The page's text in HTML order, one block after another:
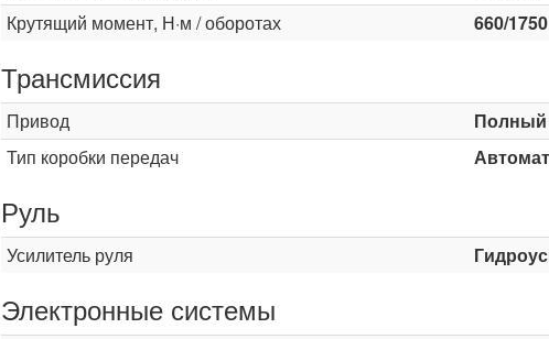
Крутящий момент, Н·м / оборотах
660/1750
Трансмиссия
Привод
Полный
Тип коробки передач
Руль
Усилитель руля
Электронные системы